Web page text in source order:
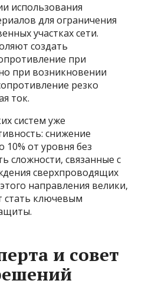
использования
для ограничения
участках сети.
создать
при
при возникновении
резко
ток.
систем уже
снижение
от уровня без
сложности, связанные с
сверхпроводящих
направления велики,
стать ключевым
и совет